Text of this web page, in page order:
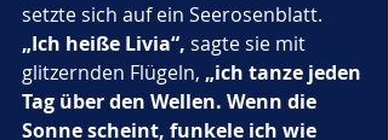
setzte sich auf ein Seerosenblatt.
„Ich heiße Livia“, sagte sie mit
glitzernden Flügeln, „ich tanze jeden
Tag über den Wellen. Wenn die
Sonne scheint, funkele ich wie